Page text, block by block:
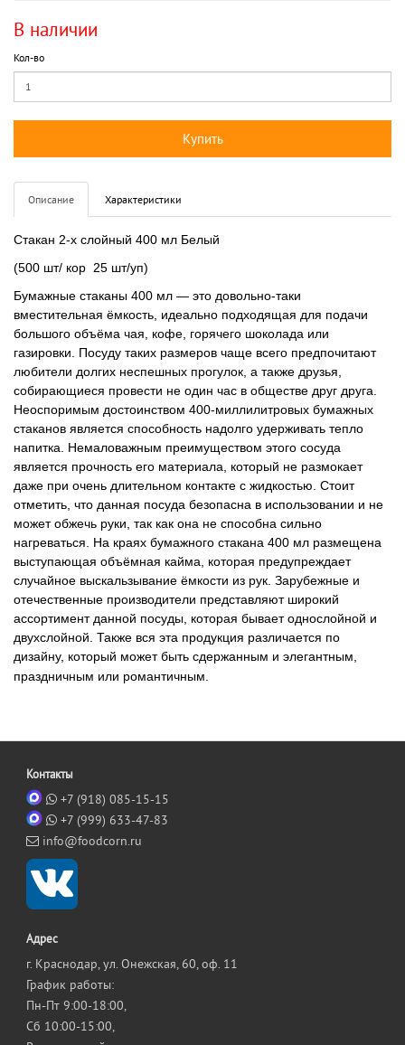
В наличии
Кол-во
Купить
Описание Характеристики
Стакан 2-х слойный 400 мл Белый
(500 шт/ кор 25 шт/уп)
Бумажные стаканы 400 мл — это довольно-таки
вместительная ёмкость, идеально подходящая для подачи
большого объёма чая, кофе, горячего шоколада или
газировки. Посуду таких размеров чаще всего предпочитают
любители долгих неспешных прогулок, а также друзья,
собирающиеся провести не один час в обществе друг друга.
Неоспоримым достоинством 400-миллилитровых бумажных
стаканов является способность надолго удерживать тепло
напитка. Немаловажным преимуществом этого сосуда
является прочность его материала, который не размокает
даже при очень длительном контакте с жидкостью. Стоит
отметить, что данная посуда безопасна в использовании и не
может обжечь руки, так как она не способна сильно
нагреваться. На краях бумажного стакана 400 мл размещена
выступающая объёмная кайма, которая предупреждает
случайное выскальзывание ёмкости из рук. Зарубежные и
отечественные производители представляют широкий
ассортимент данной посуды, которая бывает однослойной и
двухслойной. Также вся эта продукция различается по
дизайну, который может быть сдержанным и элегантным,
праздничным или романтичным.
Контакты
+7 (918) 085-15-15
+7 (999) 633-47-83
info@foodcorn.ru
Адрес
г. Краснодар, ул. Онежская, 60, оф. 11
График работы:
Пн-Пт 9:00-18:00,
Сб 10:00-15:00,